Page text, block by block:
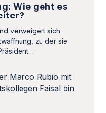
Wie geht es
verweigert sich
zu der sie